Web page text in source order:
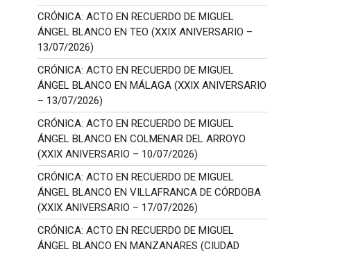
CRÓNICA: ACTO EN RECUERDO DE MIGUEL
ÁNGEL BLANCO EN TEO (XXIX ANIVERSARIO –
13/07/2026)
CRÓNICA: ACTO EN RECUERDO DE MIGUEL
ÁNGEL BLANCO EN MÁLAGA (XXIX ANIVERSARIO
– 13/07/2026)
CRÓNICA: ACTO EN RECUERDO DE MIGUEL
ÁNGEL BLANCO EN COLMENAR DEL ARROYO
(XXIX ANIVERSARIO – 10/07/2026)
CRÓNICA: ACTO EN RECUERDO DE MIGUEL
ÁNGEL BLANCO EN VILLAFRANCA DE CÓRDOBA
(XXIX ANIVERSARIO – 17/07/2026)
CRÓNICA: ACTO EN RECUERDO DE MIGUEL
ÁNGEL BLANCO EN MANZANARES (CIUDAD